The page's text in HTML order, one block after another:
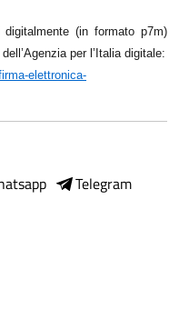
(in formato p7m)
per l’Italia digitale:
elettronica-
Telegram